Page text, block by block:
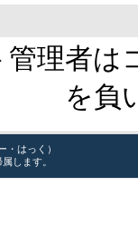
管理者は
を負
はっく）
します。